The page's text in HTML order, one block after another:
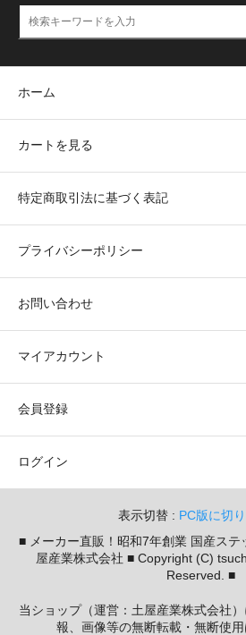
ホーム
カートを見る
特定商取引法に基づく表記
プライバシーポリシー
お問い合わせ
マイアカウント
会員登録
ログイン
表示切替 : PC版に切
■ メーカー直販！昭和7年創業 国産ステ
屋産業株式会社 ■ Copyright (C)
Reserved. ■
当ショップ（運営：土屋産業株式会社
報、画像等の無断転載・無断使用